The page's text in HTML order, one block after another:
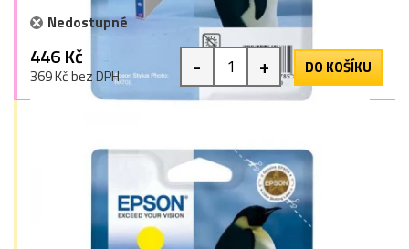
Nedostupné
446 Kč
369 Kč bez DPH - + DO KOŠÍKU